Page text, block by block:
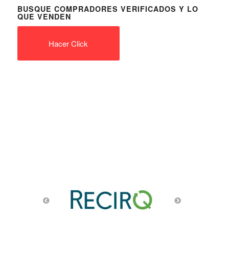
BUSQUE COMPRADORES VERIFICADOS Y LO
QUE VENDEN
Hacer Click